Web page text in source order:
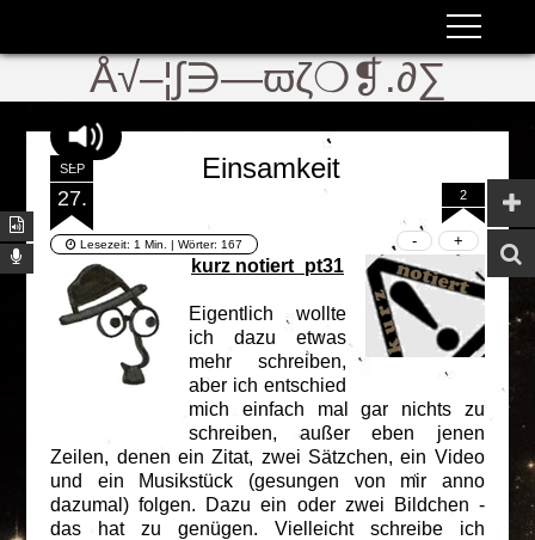
Å√–¦∫∋—ϖζ❍❡.∂∑
SEP
27.
Einsamkeit
2
Lesezeit: 1 Min. | Wörter: 167
kurz notiert_pt31
Eigentlich wollte
ich dazu etwas
mehr schreiben,
aber ich entschied
mich einfach mal gar nichts zu
schreiben, außer eben jenen
Zeilen, denen ein Zitat, zwei Sätzchen, ein Video
und ein Musikstück (gesungen von mir anno
dazumal) folgen. Dazu ein oder zwei Bildchen -
das hat zu genügen. Vielleicht schreibe ich